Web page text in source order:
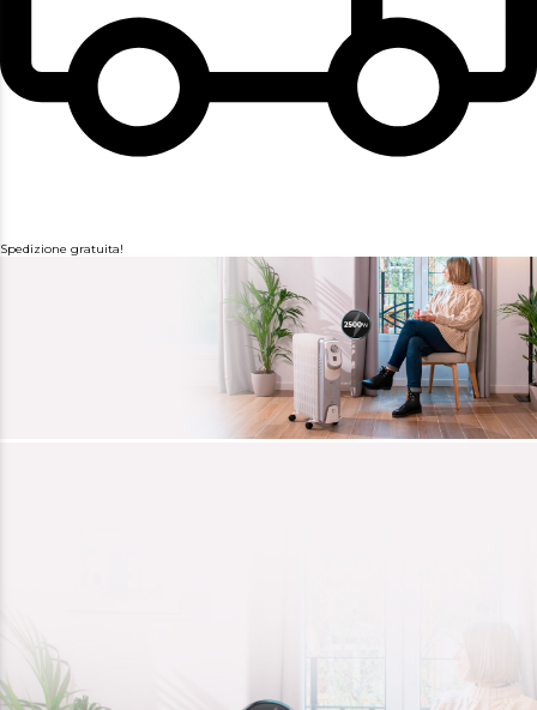
Spedizione gratuita!